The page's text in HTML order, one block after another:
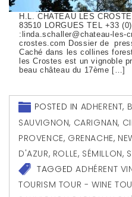
H.L. CHATEAU LES
83510 LORGUES TEL +33
:linda.schaller@chateau-les-
crostes.com Dossier de
Caché dans les collines
les Crostes est un vignoble
beau château du 17ème […]
POSTED IN ADHERENT,
SAUVIGNON, CARIGNAN,
PROVENCE, GRENACHE,
D'AZUR, ROLLE, SÉMILLON,
TAGGEDADHÉRENT
TOURISM TOUR - WINE